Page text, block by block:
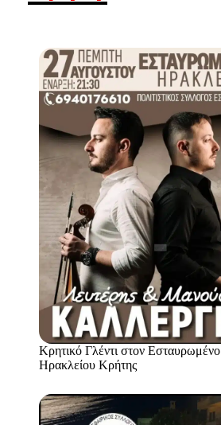
Κρητικό Γλέντι στον Εσταυρωμένο
Ηρακλείου Κρήτης